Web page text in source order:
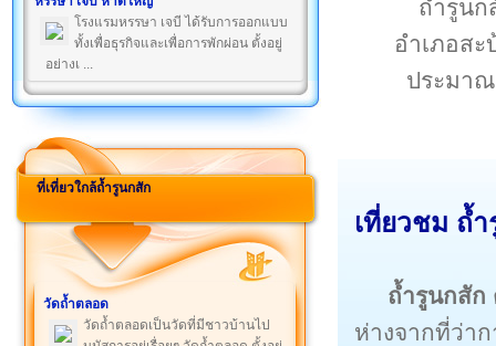
โรงแรมหรรษา เจบี ได้รับการออกแบบ
ทั้งเพื่อธุรกิจและเพื่อการพักผ่อน ตั้งอยู่
อย่างเ ...
ที่เที่ยวใกล้ถ้ำรูนกสัก
วัดถ้ำตลอด
วัดถ้ำตลอดเป็นวัดที่มีชาวบ้านไป
ถ้ำรูนก
อำเภอสะ
ประมา
เที่ยวชม ถ้
ถ้ำรูนกสัก
ห่างจากที่ว่า